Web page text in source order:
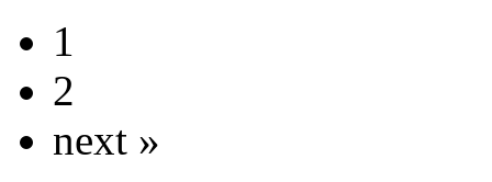
1
2
next »